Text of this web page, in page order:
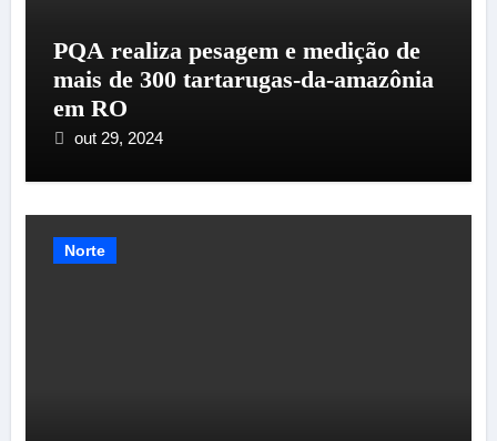
PQA realiza pesagem e medição de
mais de 300 tartarugas-da-amazônia
em RO
out 29, 2024
Norte